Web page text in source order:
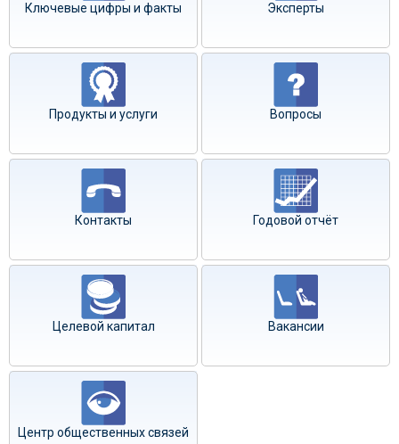
Ключевые цифры и факты Эксперты
Продукты и услуги Вопросы
Контакты Годовой отчёт
Целевой капитал Вакансии
Центр общественных связей